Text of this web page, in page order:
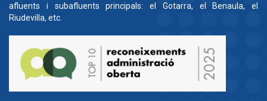
afluents i subafluents principals: el Gotarra, el Benaula, el
Riudevilla, etc.